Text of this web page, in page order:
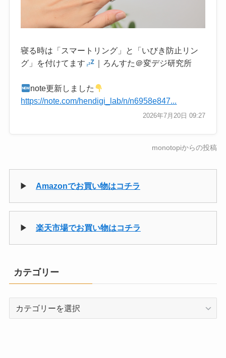
寝る時は「スマートリング」と「いびき防止リン
グ」を付けてます
｜ろんすた＠変デジ研究所
note更新しました
https://note.com/hendigi_lab/n/n6958e847...
2026年7月20日 09:27
monotopiからの投稿
▶ Amazonでお買い物はコチラ
▶ 楽天市場でお買い物はコチラ
カテゴリー